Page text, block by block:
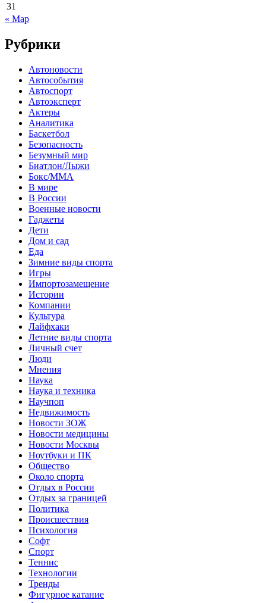
31
« Мар
Рубрики
Автоновости
Автособытия
Автоспорт
Автоэксперт
Актеры
Аналитика
Баскетбол
Безопасность
Безумный мир
Биатлон/Лыжи
Бокс/MMA
В мире
В России
Военные новости
Гаджеты
Дети
Дом и сад
Еда
Зимние виды спорта
Игры
Импортозамещение
Истории
Компании
Культура
Лайфхаки
Летние виды спорта
Личный счет
Люди
Мнения
Наука
Наука и техника
Научпоп
Недвижимость
Новости ЗОЖ
Новости медицины
Новости Москвы
Ноутбуки и ПК
Общество
Около спорта
Отдых в России
Отдых за границей
Политика
Происшествия
Психология
Софт
Спорт
Теннис
Технологии
Тренды
Фигурное катание